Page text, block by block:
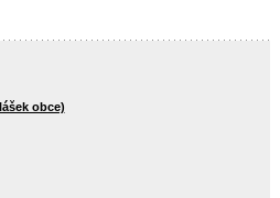
obce)